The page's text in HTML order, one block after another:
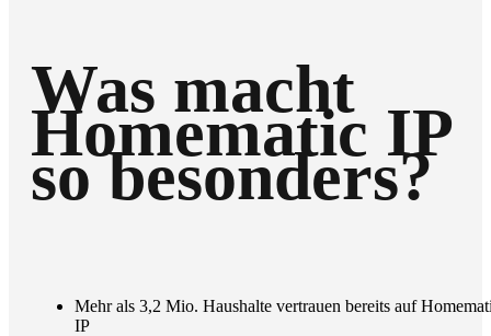
Was macht
Homematic IP
so besonders?
Mehr als 3,2 Mio. Haushalte vertrauen bereits auf
IP